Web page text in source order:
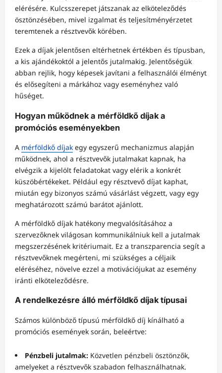
elérésére. Kulcsszerepet játszanak az elköteleződés
ösztönzésében, mivel izgalmat és teljesítményérzetet
teremtenek a résztvevők körében.
Ezek a díjak jelentősen eltérhetnek értékben és típusban,
a kis ajándékoktól a jelentős jutalmakig. Jelentőségük
abban rejlik, hogy képesek javítani a felhasználói élményt
és elősegíteni a márkához vagy eseményhez való
hűséget.
Hogyan működnek a mérföldkő díjak a
promóciós eseményekben
A mérföldkő díjak egy egyszerű mechanizmus alapján
működnek, ahol a résztvevők jutalmakat kapnak, ha
elvégzik a kijelölt feladatokat vagy elérik a konkrét
küszöbértékeket. Például egy résztvevő díjat kaphat,
miután egy bizonyos számú vásárlást végzett, vagy egy
meghatározott számú barátot ajánlott.
A mérföldkő díjak hatékony megvalósításához a
szervezőknek világosan kommunikálniuk kell a jutalmak
megszerzésének kritériumait. Ez a transzparencia segít a
résztvevőknek megérteni, mi szükséges a céljaik
eléréséhez, növelve ezzel a motivációjukat az esemény
iránti elköteleződésre.
A rendelkezésre álló mérföldkő díjak típusai
Számos különböző típusú mérföldkő díj kínálható a
promóciós események során, beleértve:
Pénzbeli jutalmak: Közvetlen pénzbeli ösztönzők,
amelyeket a résztvevők szabadon felhasználhatnak.